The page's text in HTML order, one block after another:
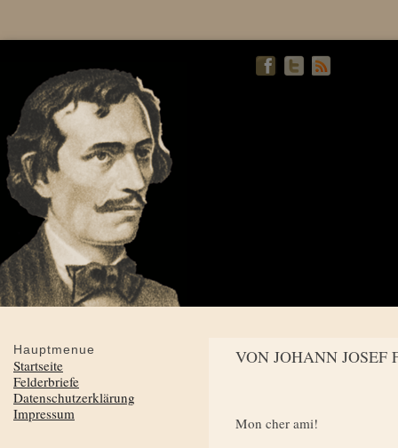
VON JOHANN JOSEF
Mon cher ami!
Hauptmenue
Startseite
Felderbriefe
Datenschutzerklärung
Impressum